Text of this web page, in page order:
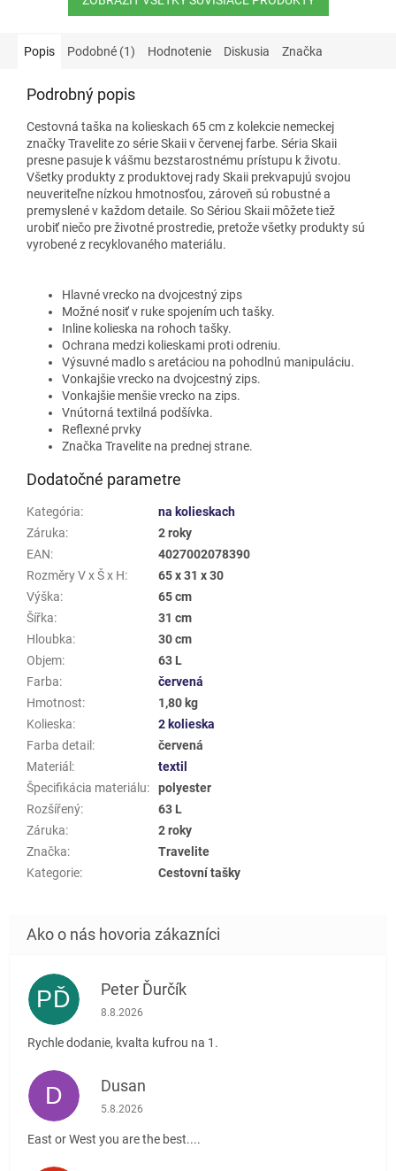
Popis Podobné (1) Hodnotenie Diskusia Značka
Podrobný popis
Cestovná taška na kolieskach 65 cm z kolekcie nemeckej
značky Travelite zo série Skaii v červenej farbe. Séria Skaii
presne pasuje k vášmu bezstarostnému prístupu k životu.
Všetky produkty z produktovej rady Skaii prekvapujú svojou
neuveriteľne nízkou hmotnosťou, zároveň sú robustné a
premyslené v každom detaile. So Sériou Skaii môžete tiež
urobiť niečo pre životné prostredie, pretože všetky produkty sú
vyrobené z recyklovaného materiálu.
Hlavné vrecko na dvojcestný zips
Možné nosiť v ruke spojením uch tašky.
Inline kolieska na rohoch tašky.
Ochrana medzi kolieskami proti odreniu.
Výsuvné madlo s aretáciou na pohodlnú manipuláciu.
Vonkajšie vrecko na dvojcestný zips.
Vonkajšie menšie vrecko na zips.
Vnútorná textilná podšívka.
Reflexné prvky
Značka Travelite na prednej strane.
Dodatočné parametre
Kategória:
na kolieskach
Záruka:
2 roky
EAN:
4027002078390
Rozměry V x Š x H:
65 x 31 x 30
Výška:
65 cm
Šířka:
31 cm
Hloubka:
30 cm
Objem:
63 L
Farba:
červená
Hmotnost:
1,80 kg
Kolieska:
2 kolieska
Farba detail :
červená
Materiál :
textil
Špecifikácia materiálu:
polyester
Rozšířený:
63 L
Záruka:
2 roky
Značka:
Travelite
Kategorie: Cestovní tašky
PĎ Peter Ďurčík
Hodnotenie obchodu je 5 z 5 hviezdičiek.
8.8.2026
Rychle dodanie, kvalta kufrou na 1.
D Dusan
Hodnotenie obchodu je 5 z 5 hviezdičiek.
5.8.2026
East or West you are the best....